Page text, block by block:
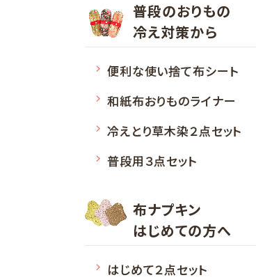
普段のおりもの
冷え対策から
便利な使い捨て布シート
和紙布おりものライナー
冷えとり草木染２点セット
普段用３点セット
布ナプキン
はじめての方へ
はじめて２点セット